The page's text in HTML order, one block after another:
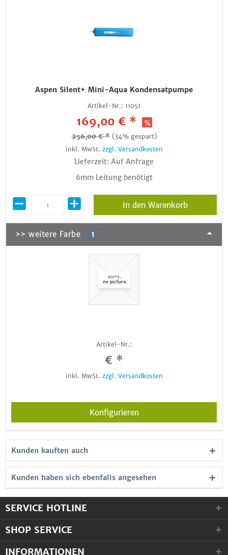
Aspen Silent+ Mini-Aqua Kondensatpumpe
Artikel-Nr.: 11051
169,00 € *
256,00 € * (34% gespart)
inkl. MwSt. zzgl. Versandkosten
Lieferzeit: Auf Anfrage
6mm Leitung benötigt
In den Warenkorb
>> weitere Farbe 1
Artikel-Nr.:
€ *
inkl. MwSt. zzgl. Versandkosten
Konfigurieren
Kunden kauften auch
Kunden haben sich ebenfalls angesehen
SERVICE HOTLINE
SHOP SERVICE
INFORMATIONEN